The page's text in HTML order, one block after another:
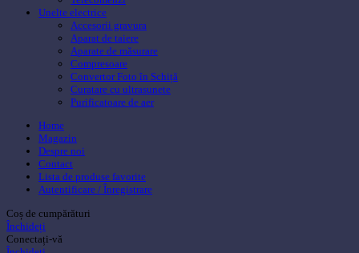
Unelte electrice
Accesorii gravura
Aparat de taiere
Aparate de măsurare
Compresoare
Convertor Foto în Schiță
Curatare cu ultrasunete
Purificatoare de aer
Home
Magazin
Despre noi
Contact
Lista de produse favorite
Autentificare / Înregistrare
Coș de cumpărături
Închideți
Conectați-vă